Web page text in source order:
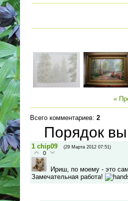
«
Всего комментариев: 2
Порядок
1 chip09 (29 Марта 2012 07:51)
0
Ириш, по моему - это
Замечательная работа!